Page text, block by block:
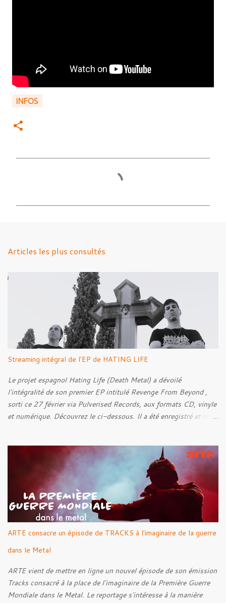
INFOS
Articles les plus consultés
Streaming intégral de l'EP de HATING LIFE
Le projet espagnol Hating Life (Death Metal) a dévoilé
l'intégralité de son premier EP intitulé Revenge From Beyond ,
sorti ce 27 février via Pulverised Records, aux formats CD, vinyle
et numérique. Découvrez le ci-dessous. Il a été enregistré et mixé
Rebellion Against The Vile 05. Revenge From Beyond 06. The
Sense Of Fear
ARTE consacre un épisode de TRACKS à l'imaginaire de la guerre
dans le Metal
ARTE vient de mettre en ligne un nouvel épisode de son émission
Tracks consacré à la place de l'imaginaire de la Première Guerre
Mondiale dans le Metal. Le reportage s'intéresse à la manière